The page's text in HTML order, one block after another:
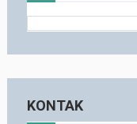
KONTAK